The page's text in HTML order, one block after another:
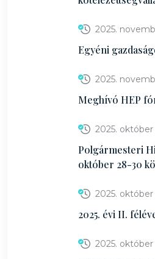
2025.
Egyéni
2025.
Meghívó HEP
2025. október
Polgármesteri
október 28-30
2025. október
2025. évi II.
2025. október